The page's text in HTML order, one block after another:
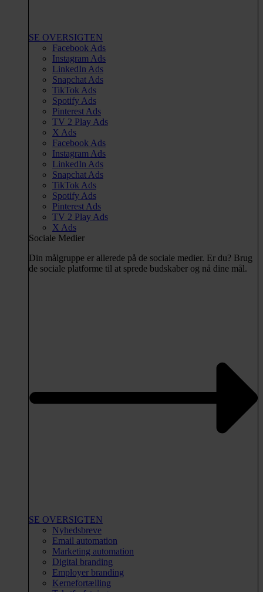
SE OVERSIGTEN
Facebook Ads
Instagram Ads
LinkedIn Ads
Snapchat Ads
TikTok Ads
Spotify Ads
Pinterest Ads
TV 2 Play Ads
X Ads
Facebook Ads
Instagram Ads
LinkedIn Ads
Snapchat Ads
TikTok Ads
Spotify Ads
Pinterest Ads
TV 2 Play Ads
X Ads
Sociale Medier
Din målgruppe er allerede på de sociale medier. Er du? Brug
de sociale platforme til at sprede budskaber og nå dine mål.
SE OVERSIGTEN
Nyhedsbreve
Email automation
Marketing automation
Digital branding
Employer branding
Kernefortælling